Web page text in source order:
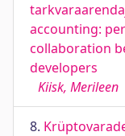
accounting:
collaboration
developers
Kiisk, Merileen
8.